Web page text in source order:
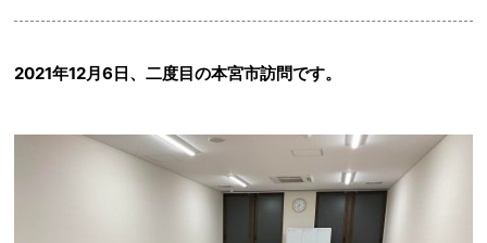
2021年12月6日、二度目の本宮市訪問です。